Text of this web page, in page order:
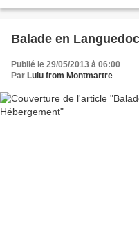
Balade en
Publié le 29/05/2013 à 06:00
Par Lulu from Montmartre